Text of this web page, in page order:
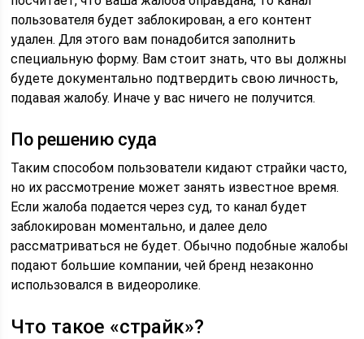
пользователя будет заблокирован, а его контент
удален. Для этого вам понадобится заполнить
специальную форму. Вам стоит знать, что вы должны
будете документально подтвердить свою личность,
подавая жалобу. Иначе у вас ничего не получится.
По решению суда
Таким способом пользователи кидают страйки часто,
но их рассмотрение может занять известное время.
Если жалоба подается через суд, то канал будет
заблокирован моментально, и далее дело
рассматриваться не будет. Обычно подобные жалобы
подают большие компании, чей бренд незаконно
использовался в видеоролике.
Что такое «страйк»?